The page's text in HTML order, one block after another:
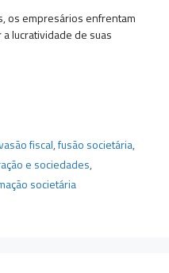
os empresários enfrentam
lucratividade de suas
fiscal,fusão societária,
e sociedades,
societária